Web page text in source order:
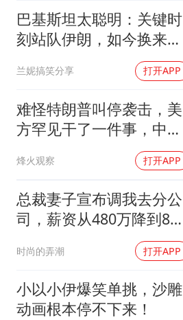
巴基斯坦太聪明：关键时
刻站队伊朗，如今换来比
兰妮搞笑分享 打开APP
难怪特朗普叫停袭击，美
方罕见干了一件事，中方
烽火观察 打开APP
总裁妻子宣布调我去分公
司，薪资从480万降到8
时尚的弄潮 打开APP
小以小伊爆笑单挑，沙雕
动画根本停不下来！